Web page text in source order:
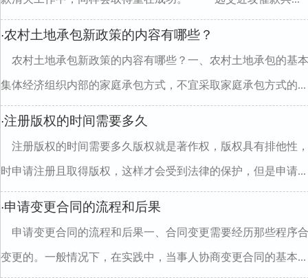
·农村土地承包新政策的内容有哪些？
农村土地承包新政策的内容有哪些？一、农村土地承包的基
集体经济组织内部的家庭承包方式，不宜采取家庭承包方式的...
·注册版权的时间需要多久
注册版权的时间需要多久版权就是著作权，版权具有排他性
时申请注册且取得版权，这样才会受到法律的保护，但是申请...
·申请变更合同的流程和后果
申请变更合同的流程和后果一、合同变更需要经历那些程序
变更的。一般情况下，在实践中，当事人协商变更合同的基本...